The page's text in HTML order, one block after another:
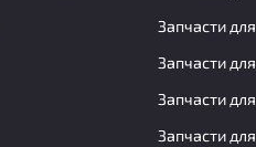
Запчасти
Запчасти
Запчасти
Запчасти